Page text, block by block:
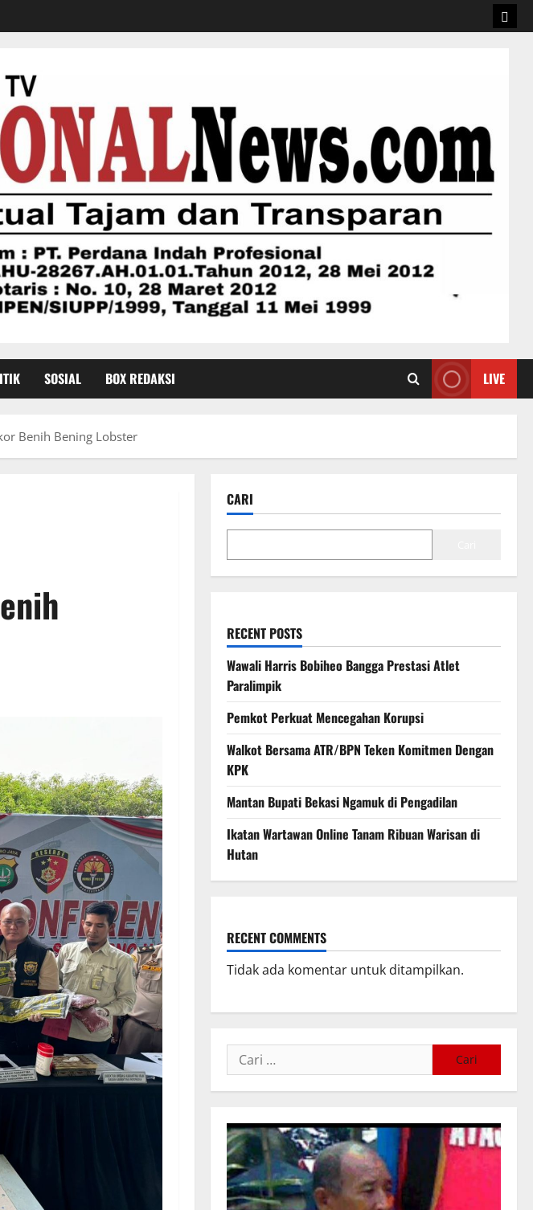
SOSIAL BOX REDAKSI LIVE
Benih Bening Lobster
CARI
RECENT POSTS
Wawali Harris Bobiheo Bangga Prestasi Atlet
Paralimpik
Pemkot Perkuat Mencegahan Korupsi
Walkot Bersama ATR/BPN Teken Komitmen Dengan
KPK
Mantan Bupati Bekasi Ngamuk di Pengadilan
Ikatan Wartawan Online Tanam Ribuan Warisan di
Hutan
RECENT COMMENTS
Tidak ada komentar untuk ditampilkan.